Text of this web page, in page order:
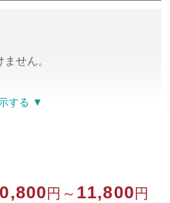
せん。
子レンジ
ご用意はございません。
円～ 11,800 円